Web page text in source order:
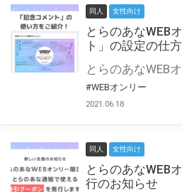
同人 女性向け
とらのあなWEB
ト」の設定の仕
#WEBオンリー
2021.06.18
同人 女性向け
とらのあなWEB
行のお知らせ